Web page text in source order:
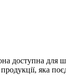
доступна для
яка